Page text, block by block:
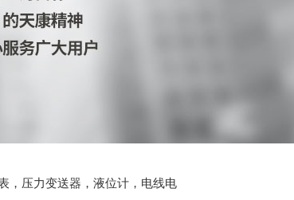
，压力变送器，液位计，电线电